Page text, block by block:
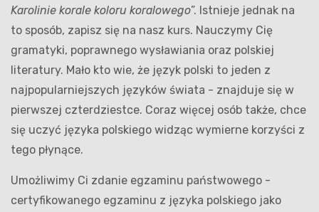
Karolinie korale koloru koralowego”. Istnieje jednak na
to sposób, zapisz się na nasz kurs. Nauczymy Cię
gramatyki, poprawnego wysławiania oraz polskiej
literatury. Mało kto wie, że język polski to jeden z
najpopularniejszych języków świata - znajduje się w
pierwszej czterdziestce. Coraz więcej osób także, chce
się uczyć języka polskiego widząc wymierne korzyści z
tego płynące.
Umożliwimy Ci zdanie egzaminu państwowego -
certyfikowanego egzaminu z języka polskiego jako